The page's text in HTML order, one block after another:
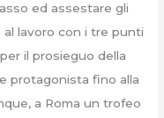
ed assestare gli
al lavoro con i tre punti
il prosieguo della
protagonista fino alla
a Roma un trofeo